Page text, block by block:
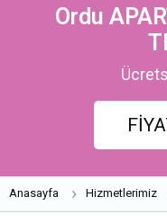
Ordu
Anasayfa Hizmetlerimiz